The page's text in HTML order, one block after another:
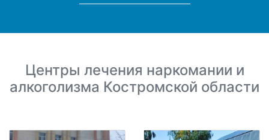
Центры лечения наркомании и
алкоголизма Костромской области